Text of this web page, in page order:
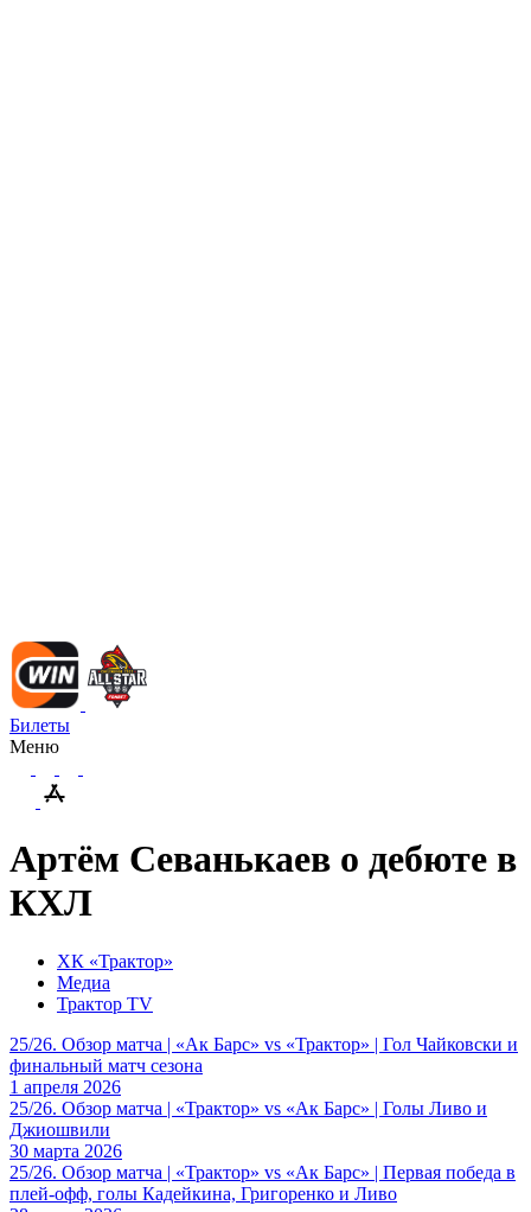
Билеты
Меню
Артём Севанькаев о дебюте в
КХЛ
ХК «Трактор»
Медиа
Трактор TV
25/26. Обзор матча | «Ак Барс» vs «Трактор» | Гол Чайковски и
финальный матч сезона
1 апреля 2026
25/26. Обзор матча | «Трактор» vs «Ак Барс» | Голы Ливо и
Джиошвили
30 марта 2026
25/26. Обзор матча | «Трактор» vs «Ак Барс» | Первая победа в
плей-офф, голы Кадейкина, Григоренко и Ливо